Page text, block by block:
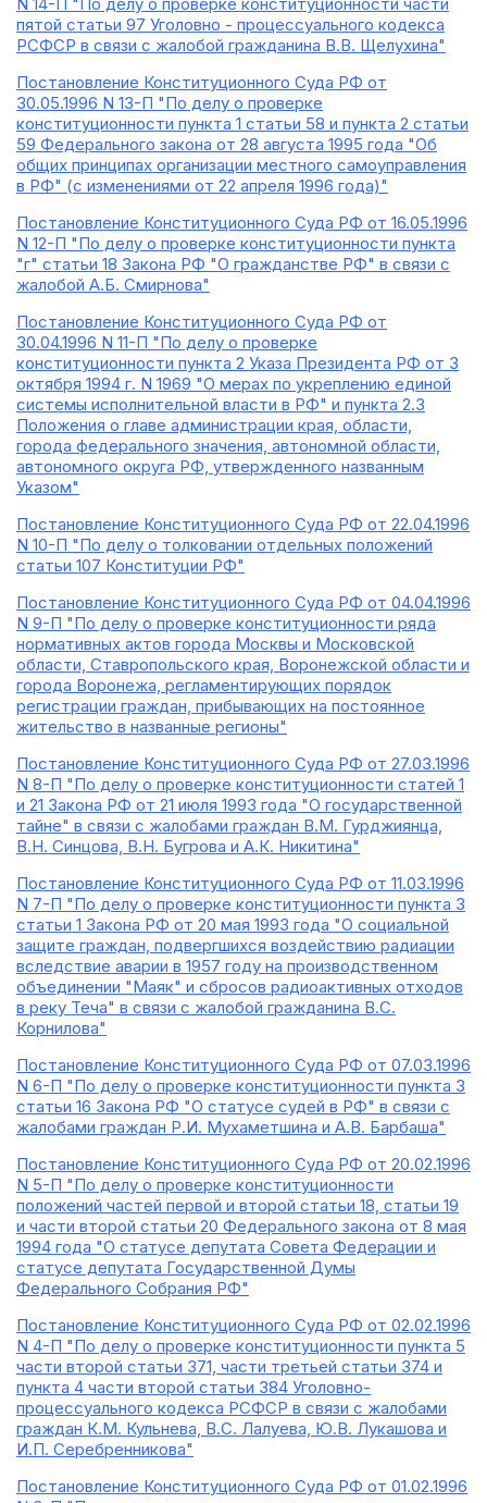
пятой статьи 97 Уголовно - процессуального кодекса
РСФСР в связи с жалобой гражданина В.В. Щелухина"
Постановление Конституционного Суда РФ от
30.05.1996 N 13-П "По делу о проверке
конституционности пункта 1 статьи 58 и пункта 2 статьи
59 Федерального закона от 28 августа 1995 года "Об
общих принципах организации местного самоуправления
в РФ" (с изменениями от 22 апреля 1996 года)"
Постановление Конституционного Суда РФ от 16.05.1996
N 12-П "По делу о проверке конституционности пункта
"г" статьи 18 Закона РФ "О гражданстве РФ" в связи с
жалобой А.Б. Смирнова"
Постановление Конституционного Суда РФ от
30.04.1996 N 11-П "По делу о проверке
конституционности пункта 2 Указа Президента РФ от 3
октября 1994 г. N 1969 "О мерах по укреплению единой
системы исполнительной власти в РФ" и пункта 2.3
Положения о главе администрации края, области,
города федерального значения, автономной области,
автономного округа РФ, утвержденного названным
Указом"
Постановление Конституционного Суда РФ от 22.04.1996
N 10-П "По делу о толковании отдельных положений
статьи 107 Конституции РФ"
Постановление Конституционного Суда РФ от 04.04.1996
N 9-П "По делу о проверке конституционности ряда
нормативных актов города Москвы и Московской
области, Ставропольского края, Воронежской области и
города Воронежа, регламентирующих порядок
регистрации граждан, прибывающих на постоянное
жительство в названные регионы"
Постановление Конституционного Суда РФ от 27.03.1996
N 8-П "По делу о проверке конституционности статей 1
и 21 Закона РФ от 21 июля 1993 года "О государственной
тайне" в связи с жалобами граждан В.М. Гурджиянца,
В.Н. Синцова, В.Н. Бугрова и А.К. Никитина"
Постановление Конституционного Суда РФ от 11.03.1996
N 7-П "По делу о проверке конституционности пункта 3
статьи 1 Закона РФ от 20 мая 1993 года "О социальной
защите граждан, подвергшихся воздействию радиации
вследствие аварии в 1957 году на производственном
объединении "Маяк" и сбросов радиоактивных отходов
в реку Теча" в связи с жалобой гражданина В.С.
Корнилова"
Постановление Конституционного Суда РФ от 07.03.1996
N 6-П "По делу о проверке конституционности пункта 3
статьи 16 Закона РФ "О статусе судей в РФ" в связи с
жалобами граждан Р.И. Мухаметшина и А.В. Барбаша"
Постановление Конституционного Суда РФ от 20.02.1996
N 5-П "По делу о проверке конституционности
положений частей первой и второй статьи 18, статьи 19
и части второй статьи 20 Федерального закона от 8 мая
1994 года "О статусе депутата Совета Федерации и
статусе депутата Государственной Думы
Федерального Собрания РФ"
Постановление Конституционного Суда РФ от 02.02.1996
N 4-П "По делу о проверке конституционности пункта 5
части второй статьи 371, части третьей статьи 374 и
пункта 4 части второй статьи 384 Уголовно-
процессуального кодекса РСФСР в связи с жалобами
граждан К.М. Кульнева, В.С. Лалуева, Ю.В. Лукашова и
И.П. Серебренникова"
Постановление Конституционного Суда РФ от 01.02.1996